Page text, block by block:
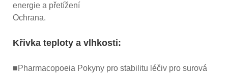
energie a přetížení
Ochrana.
Křivka teploty a vlhkosti:
■Pharmacopoeia Pokyny pro stabilitu léčiv pro surová